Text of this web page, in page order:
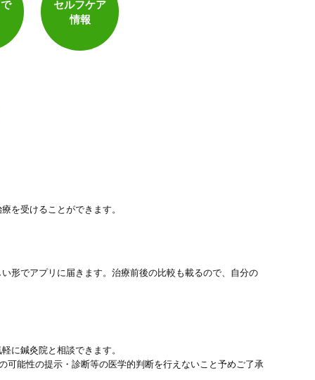
セルフケア
情報
を受けることができます。
形でアプリに届きます。治療前後の比較も載るので、自分の
に鍼灸院と相談できます。
能性の提示・診断等の医学的判断を行えないこと予めご了承